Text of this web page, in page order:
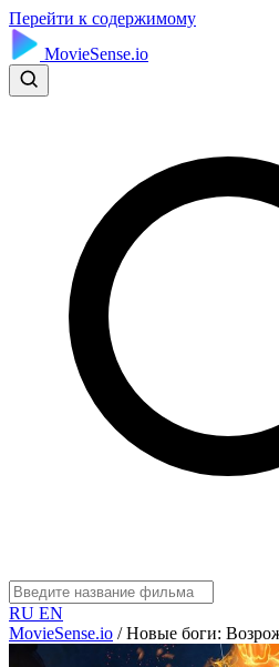
Перейти к содержимому
MovieSense.io
RU EN
MovieSense.io / Новые боги: